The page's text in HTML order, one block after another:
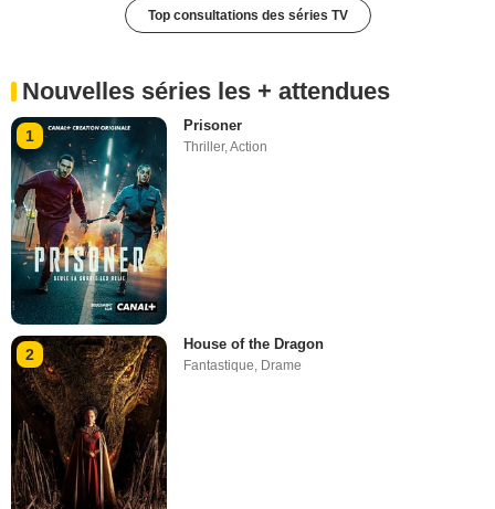
Top consultations des séries TV
Nouvelles séries les + attendues
1
Prisoner
Thriller,Action
2
House of the Dragon
Fantastique, Drame